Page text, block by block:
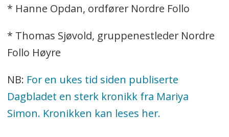
* Hanne Opdan, ordfører Nordre Follo
* Thomas Sjøvold, gruppenestleder Nordre
Follo Høyre
NB: For en ukes tid siden publiserte
Dagbladet en sterk kronikk fra Mariya
Simon. Kronikken kan leses her.